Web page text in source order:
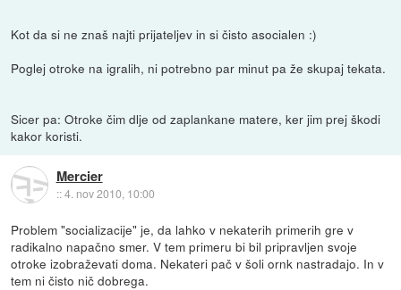
Kot da si ne znaš najti prijateljev in si čisto asocialen :)
Poglej otroke na igralih, ni potrebno par minut pa že skupaj tekata.
Sicer pa: Otroke čim dlje od zaplankane matere, ker jim prej škodi
kakor koristi.
Mercier
::4. nov 2010, 10:00
Problem "socializacije" je, da lahko v nekaterih primerih gre v
radikalno napačno smer. V tem primeru bi bil pripravljen svoje
otroke izobraževati doma. Nekateri pač v šoli ornk nastradajo. In v
tem ni čisto nič dobrega.